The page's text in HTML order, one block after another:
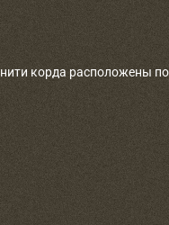
корда расположены